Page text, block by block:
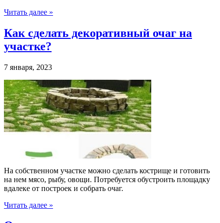
Читать далее »
Как сделать декоративный очаг на
участке?
7 января, 2023
На собственном участке можно сделать кострище и готовить
на нем мясо, рыбу, овощи. Потребуется обустроить площадку
вдалеке от построек и собрать очаг.
Читать далее »